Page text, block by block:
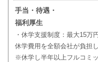
手当・待遇・
福利厚生
・休学支援制度：最大15万円
休学費用を全額会社が負担し
※休学し半年以上フルコミ